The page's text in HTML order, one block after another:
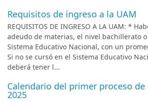
Requisitos de ingreso a la UAM
REQUISITOS DE INGRESO A LA UAM: *
adeudo de materias, el nivel bachillerato
Sistema Educativo Nacional, con un
Si no se cursó en el Sistema Educativo
deberá tener l...
Calendario del primer proceso de
2025